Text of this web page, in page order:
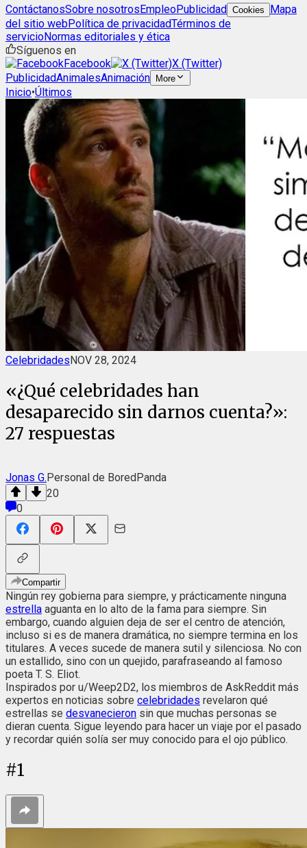
ContáctanosSobre nosotrosEmpleoPublicidad Cookies
Mapa
del sitio webPolítica de privacidadTérminos de
servicioNormas editoriales y ética
Síguenos en
Facebook
X (Twitter)
PublicidadAnimalesAnimación More
Inicio•Últimos
CelebridadesNOV 28, 2024
«¿Qué celebridades han
desaparecido sin darnos cuenta?»:
27 respuestas
Jonas G.Personal de BoredPanda
20
0
Compartir
Ningún rey gobierna para siempre, y prácticamente ninguna
estrella aguanta en lo alto de la fama para siempre. Sin
embargo, cuando alguien deja de ser el centro de atención,
incluso si es de manera dramática, no siempre termina en los
titulares. A veces sucede de manera sutil y silenciosa. No con
un estallido, sino con un quejido, parafraseando al famoso
poeta T. S. Eliot.
Inspirados por u/Weep2D2, los miembros de AskReddit más
expertos en noticias sobre celebridades revelaron qué
estrellas se desvanecieron sin que muchas personas se
dieran cuenta. Sigue leyendo para hacer un viaje por el pasado
y recordar quién solía ser muy conocido para el ojo público.
#1